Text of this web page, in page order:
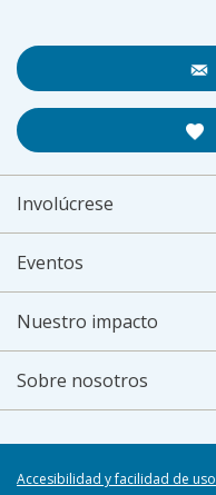
Involúcrese
Eventos
Nuestro impacto
Sobre nosotros
Accesibilidad y facilidad de uso